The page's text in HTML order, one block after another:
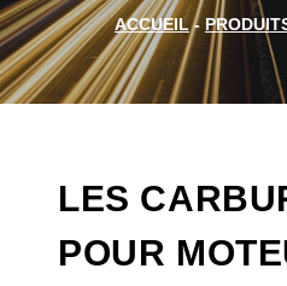
ACCUEIL-
LES
POUR